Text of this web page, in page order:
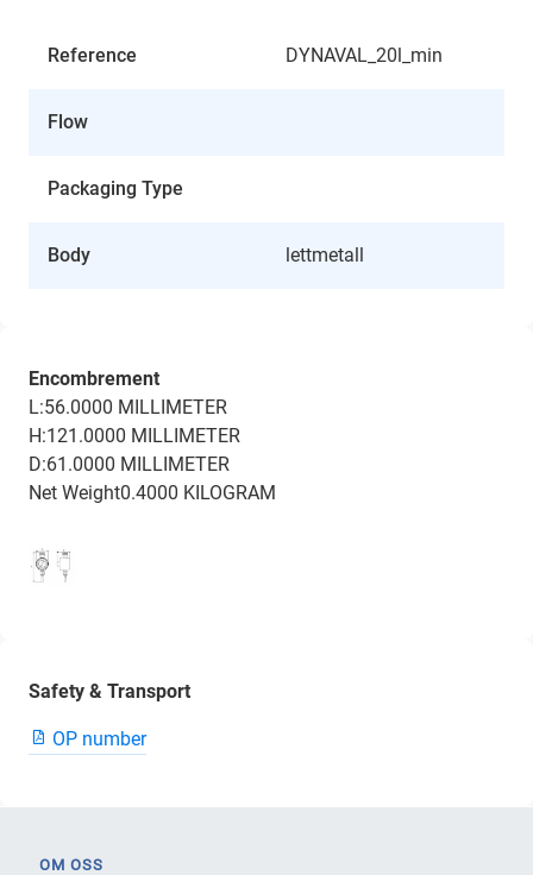
Reference DYNAVAL_20l_min
Flow
Packaging Type
Body lettmetall
Encombrement
L:56.0000 MILLIMETER
H:121.0000 MILLIMETER
D:61.0000 MILLIMETER
Net Weight0.4000 KILOGRAM
Safety & Transport
OP number
OM OSS